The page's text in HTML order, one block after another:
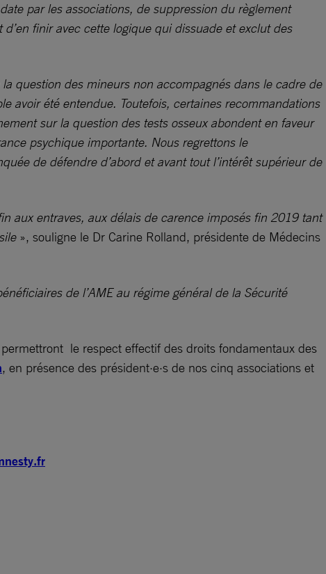
par les associations, de suppression du règlement
finir avec cette logique qui dissuade et exclut des
question des mineurs non accompagnés dans le cadre de
avoir été entendue. Toutefois, certaines recommandations
sur la question des tests osseux abondent en faveur
psychique importante. Nous regrettons le
de défendre d’abord et avant tout l’intérêt supérieur de
aux entraves, aux délais de carence imposés fin 2019 tant
», souligne le Dr Carine Rolland, présidente de Médecins
de l’AME au régime général de la Sécurité
le respect effectif des droits fondamentaux des
, en présence des président·e·s de nos cinq associations et